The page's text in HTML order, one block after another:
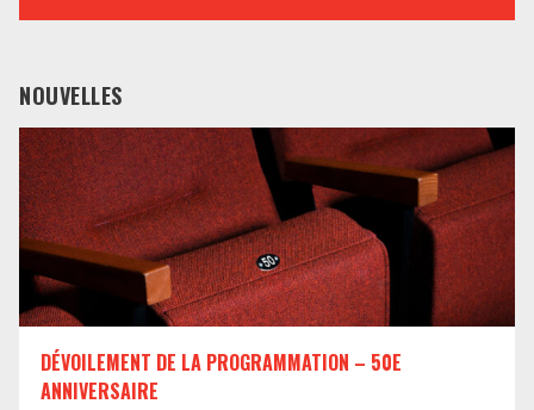
NOUVELLES
DÉVOILEMENT DE LA PROGRAMMATION – 50E
ANNIVERSAIRE